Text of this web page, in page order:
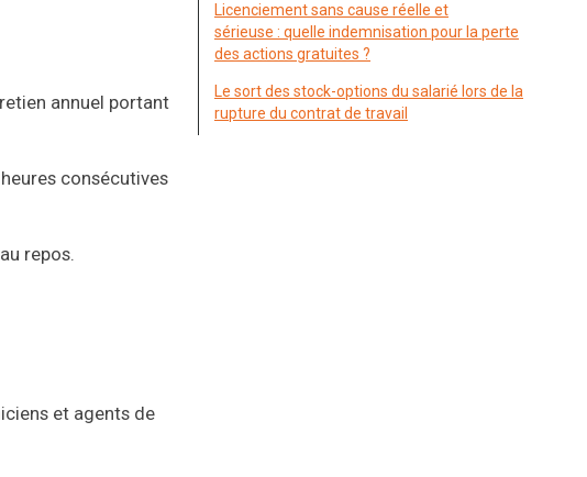
annuel portant
consécutives
repos.
et agents de
Licenciement sans cause réelle et
sérieuse : quelle indemnisation pour la perte
des actions gratuites ?
Le sort des stock-options du salarié lors de la
rupture du contrat de travail